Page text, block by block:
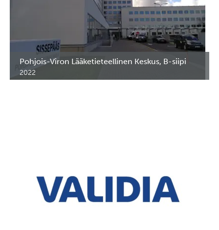
Pohjois-Viron Lääketieteellinen Keskus, B-siipi
2022
Lääkekaapit ym. erikoiskalusteet Pohjois-Viron